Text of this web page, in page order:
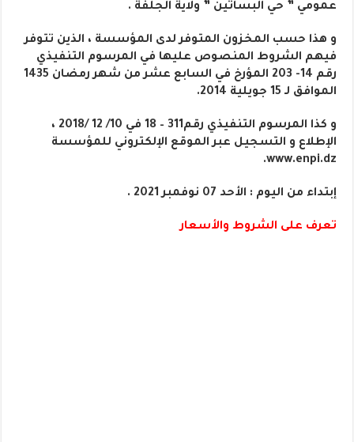
عمومي ” حي البساتين ” ولاية الجلفة .
و هذا حسب المخزون المتوفر لدى المؤسسة ، الذين تتوفر
فيهم الشروط المنصوص عليها في المرسوم التنفيذي
رقم 14- 203 المؤرخ في السابع عشر من شهر رمضان 1435
الموافق لـ 15 جويلية 2014.
و كذا المرسوم التنفيذي رقم311 – 18 في 10/ 12 /2018 ،
الإطلاع و التسجيل عبر الموقع الإلكتروني للمؤسسة
www.enpi.dz.
إبتداء من اليوم : الأحد 07 نوفمبر 2021 .
تعرف على الشروط والأسعار